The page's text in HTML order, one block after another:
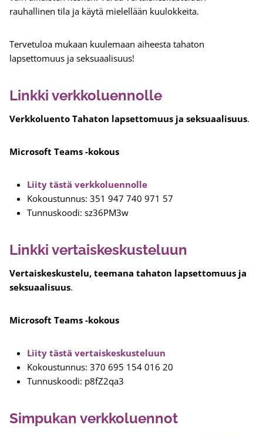
rauhallinen tila ja käytä mielellään kuulokkeita.
Tervetuloa mukaan kuulemaan aiheesta tahaton
lapsettomuus ja seksuaalisuus!
Linkki verkkoluennolle
Verkkoluento Tahaton lapsettomuus ja seksuaalisuus.
Microsoft Teams -kokous
Liity tästä verkkoluennolle
Kokoustunnus: 351 947 740 971 57
Tunnuskoodi: sz36PM3w
Linkki vertaiskeskusteluun
Vertaiskeskustelu, teemana tahaton lapsettomuus ja
seksuaalisuus.
Microsoft Teams -kokous
Liity tästä vertaiskeskusteluun
Kokoustunnus: 370 695 154 016 20
Tunnuskoodi: p8fZ2qa3
Simpukan verkkoluennot